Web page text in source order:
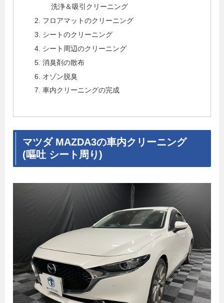
洗浄＆吸引クリーニング
フロアマットのクリーニング
シートのクリーニング
シート周辺のクリーニング
消臭剤の散布
オゾン脱臭
車内クリーニングの完成
マツダ MAZDA3の車内クリーニング
(嘔吐 シート周り)